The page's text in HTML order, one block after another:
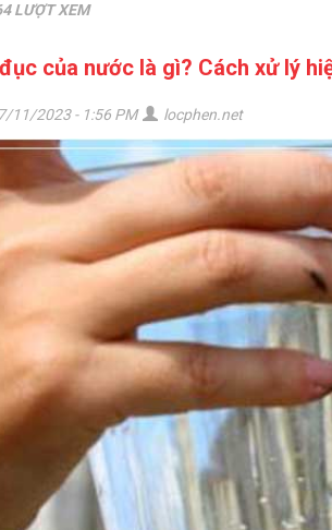
LƯỢT XEM
của nước là gì? Cách xử lý
11/2023 - 1:56 PM locphen.net